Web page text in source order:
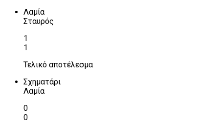
Λαμία
Σταυρός
1
1
Τελικό αποτέλεσμα
Σχηματάρι
Λαμία
0
0